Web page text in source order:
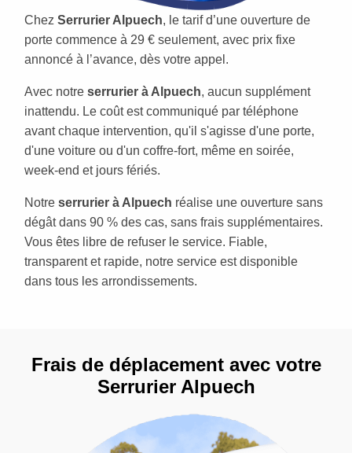
Chez Serrurier Alpuech, le tarif d’une ouverture de
porte commence à 29 € seulement, avec prix fixe
annoncé à l’avance, dès votre appel.
Avec notre serrurier à Alpuech, aucun supplément
inattendu. Le coût est communiqué par téléphone
avant chaque intervention, qu'il s'agisse d'une porte,
d'une voiture ou d'un coffre-fort, même en soirée,
week-end et jours fériés.
Notre serrurier à Alpuech réalise une ouverture sans
dégât dans 90 % des cas, sans frais supplémentaires.
Vous êtes libre de refuser le service. Fiable,
transparent et rapide, notre service est disponible
dans tous les arrondissements.
Frais de déplacement avec votre
Serrurier Alpuech